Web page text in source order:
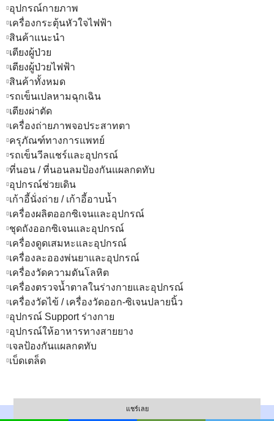
อุปกรณ์กายภาพ
เครื่องกระตุ้นหัวใจไฟฟ้า
สินค้าแนะนำ
เตียงผู้ป่วย
เตียงผู้ป่วยไฟฟ้า
สินค้าทั้งหมด
รถเข็นเปลหามฉุกเฉิน
เตียงผ่าตัด
เครื่องถ่ายภาพจอประสาทตา
ครุภัณฑ์ทางการแพทย์
รถเข็นวีลแชร์และอุปกรณ์
ที่นอน / ที่นอนลมป้องกันแผลกดทับ
อุปกรณ์ช่วยเดิน
เก้าอี้นั่งถ่าย / เก้าอี้อาบน้ำ
เครื่องผลิตออกซิเจนและอุปกรณ์
ชุดถังออกซิเจนและอุปกรณ์
เครื่องดูดเสมหะและอุปกรณ์
เครื่องละอองพ่นยาและอุปกรณ์
เครื่องวัดความดันโลหิต
เครื่องตรวจน้ำตาลในร่างกายและอุปกรณ์
เครื่องวัดไข้ / เครื่องวัดออก-ซิเจนปลายนิ้ว
อุปกรณ์ Support ร่างกาย
อุปกรณ์ให้อาหารทางสายยาง
เจลป้องกันแผลกดทับ
เบ็ดเตล็ด